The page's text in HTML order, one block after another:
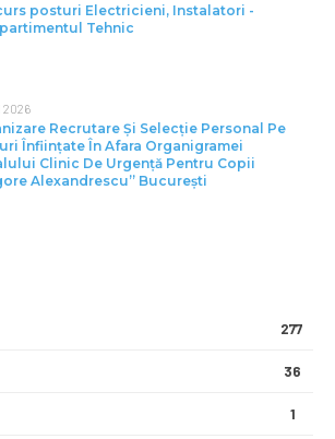
posturi Electricieni, Instalatori -
Tehnic
2026
Recrutare Și Selecție Personal Pe
Înființate În Afara Organigramei
Clinic De Urgență Pentru Copii
Alexandrescu” Bucureşti
277
36
1